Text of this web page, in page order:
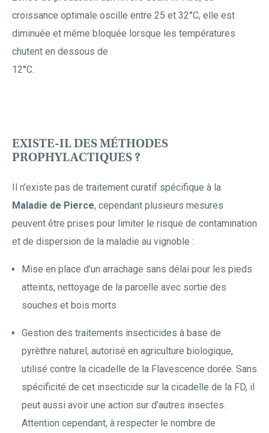
croissance optimale oscille entre 25 et 32°C, elle est
diminuée et même bloquée lorsque les températures
chutent en dessous de
12°C.
EXISTE-IL DES MÉTHODES
PROPHYLACTIQUES ?
Il n’existe pas de traitement curatif spécifique à la
Maladie de Pierce, cependant plusieurs mesures
peuvent être prises pour limiter le risque de contamination
et de dispersion de la maladie au vignoble :
Mise en place d’un arrachage sans délai pour les pieds
atteints, nettoyage de la parcelle avec sortie des
souches et bois morts
Gestion des traitements insecticides à base de
pyrèthre naturel, autorisé en agriculture biologique,
utilisé contre la cicadelle de la Flavescence dorée. Sans
spécificité de cet insecticide sur la cicadelle de la FD, il
peut aussi avoir une action sur d’autres insectes.
Attention cependant, à respecter le nombre de